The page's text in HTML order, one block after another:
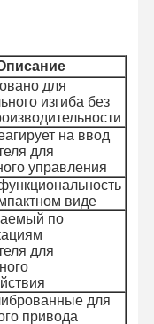
для
изгиба без
на ввод
для
управления
виде
по
для
для
привода